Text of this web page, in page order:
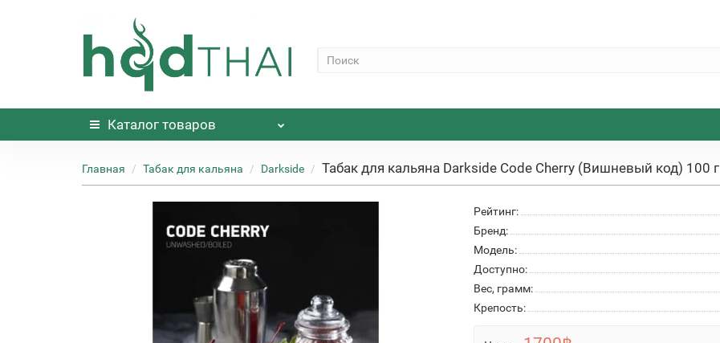
Каталог товаров
Главная Табак для кальяна Darkside Табак для кальяна Darkside Code Cherry (Вишневый код) 100 г
Рейтинг:
Бренд:
Модель:
Доступно:
Вес, грамм:
Крепость: